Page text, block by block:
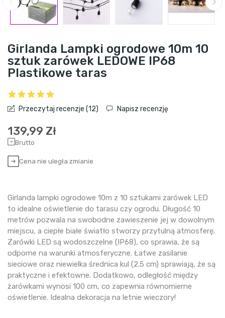
Girlanda Lampki ogrodowe 10m 10
sztuk zarówek LEDOWE IP68
Plastikowe taras
Przeczytaj recenzje (12) Napisz recenzję
139,99 Zł
Brutto
Cena nie uległa zmianie
Girlanda lampki ogrodowe 10m z 10 sztukami zarówek LED
to idealne oświetlenie do tarasu czy ogrodu. Długość 10
metrów pozwala na swobodne zawieszenie jej w dowolnym
miejscu, a ciepłe białe światło stworzy przytulną atmosferę.
Zarówki LED są wodoszczelne (IP68), co sprawia, że są
odporne na warunki atmosferyczne. Łatwe zasilanie
sieciowe oraz niewielka średnica kul (2.5 cm) sprawiają, że są
praktyczne i efektowne. Dodatkowo, odległość między
żarówkami wynosi 100 cm, co zapewnia równomierne
oświetlenie. Idealna dekoracja na letnie wieczory!